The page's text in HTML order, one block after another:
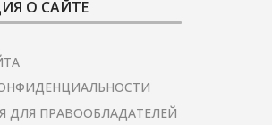
О САЙТЕ
ДЛЯ ПРАВООБЛАДАТЕЛЕЙ